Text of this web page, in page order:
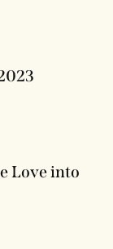
Love into